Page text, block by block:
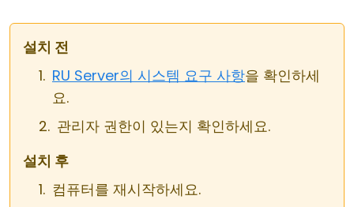
설치 전
RU Server의 시스템 요구 사항을 확인하세
요.
관리자 권한이 있는지 확인하세요.
설치 후
컴퓨터를 재시작하세요.
클라우드 & 온프레미스